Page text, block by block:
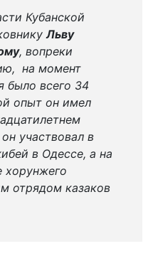
Кубанской
Льву
, вопреки
на момент
было всего 34
опыт он имел
участвовал в
в Одессе, а на
хорунжего
отрядом казаков